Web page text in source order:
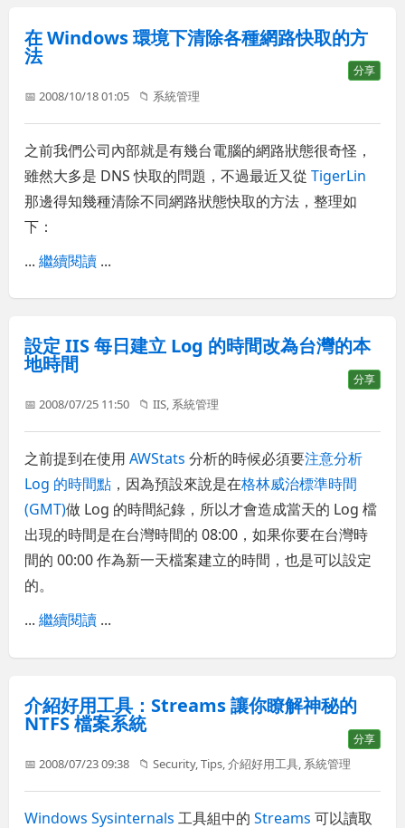
在 Windows 環境下清除各種網路快取的方
法
分享
📅 2008/10/18 01:05 📁 系統管理
之前我們公司內部就是有幾台電腦的網路狀態很奇怪，
雖然大多是 DNS 快取的問題，不過最近又從TigerLin
那邊得知幾種清除不同網路狀態快取的方法，整理如
下：
...繼續閱讀 ...
設定 IIS 每日建立 Log 的時間改為台灣的本
地時間
分享
📅 2008/07/25 11:50 📁IIS, 系統管理
之前提到在使用AWStats 分析的時候必須要注意分析
Log 的時間點 ，因為預設來說是在格林威治標準時間
(GMT)做 Log 的時間紀錄，所以才會造成當天的 Log 檔
出現的時間是在台灣時間的 08:00，如果你要在台灣時
間的 00:00 作為新一天檔案建立的時間，也是可以設定
的。
...繼續閱讀 ...
介紹好用工具：Streams 讓你瞭解神秘的
NTFS 檔案系統
分享
📅 2008/07/23 09:38 📁Security,Tips,介紹好用工具, 系統管理
Windows Sysinternals 工具組中的Streams 可以讀取